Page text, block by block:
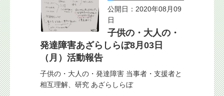
公開日：2020年08月09
日
子供の・大人の・
発達障害あざらしらぼ8月03日
（月）活動報告
子供の・大人の・発達障害 当事者・支援者と
相互理解、研究 あざらしらぼ